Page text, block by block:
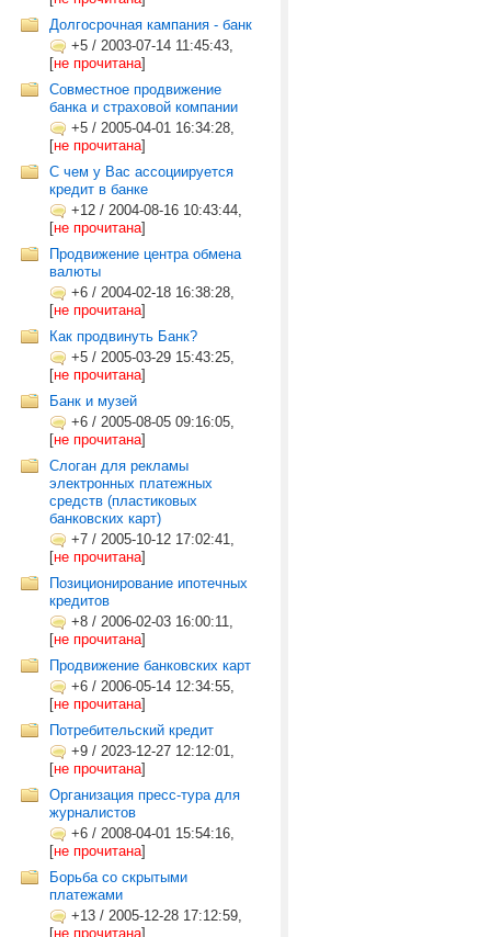
Долгосрочная кампания - банк
+5 / 2003-07-14 11:45:43,
[не прочитана]
Совместное продвижение
банка и страховой компании
+5 / 2005-04-01 16:34:28,
[не прочитана]
С чем у Вас ассоциируется
кредит в банке
+12 / 2004-08-16 10:43:44,
[не прочитана]
Продвижение центра обмена
валюты
+6 / 2004-02-18 16:38:28,
[не прочитана]
Как продвинуть Банк?
+5 / 2005-03-29 15:43:25,
[не прочитана]
Банк и музей
+6 / 2005-08-05 09:16:05,
[не прочитана]
Слоган для рекламы
электронных платежных
средств (пластиковых
банковских карт)
+7 / 2005-10-12 17:02:41,
[не прочитана]
Позиционирование ипотечных
кредитов
+8 / 2006-02-03 16:00:11,
[не прочитана]
Продвижение банковских карт
+6 / 2006-05-14 12:34:55,
[не прочитана]
Потребительский кредит
+9 / 2023-12-27 12:12:01,
[не прочитана]
Организация пресс-тура для
журналистов
+6 / 2008-04-01 15:54:16,
[не прочитана]
Борьба со скрытыми
платежами
+13 / 2005-12-28 17:12:59,
[не прочитана]